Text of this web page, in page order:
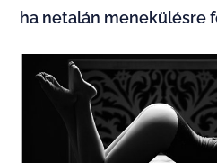
ha netalán menekülésre